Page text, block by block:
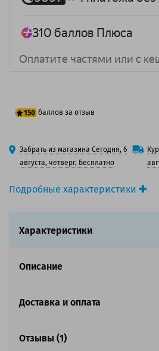
Подробные характеристики
Вид товара:Картридж лазерный
415X (W2032X) / HP 415X (W2033X)
Цвет:Голубой / Желтый /
страниц
150 баллов за отзыв
125 баллов
150 баллов
Забрать из магазина Сегодня, 6
августа, четверг, Бесплатно
Характеристики
Описание
Доставка и оплата
Отзывы (1)